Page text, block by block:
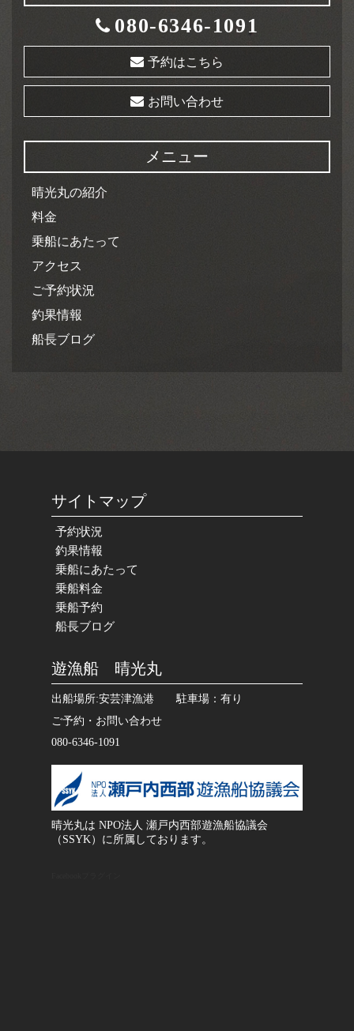
080-6346-1091
予約はこちら
お問い合わせ
メニュー
晴光丸の紹介
料金
乗船にあたって
アクセス
ご予約状況
釣果情報
船長ブログ
サイトマップ
予約状況
釣果情報
乗船にあたって
乗船料金
乗船予約
船長ブログ
遊漁船 晴光丸
出船場所:安芸津漁港 駐車場：有り
ご予約・お問い合わせ
080-6346-1091
晴光丸は NPO法人 瀬戸内西部遊漁船協議会
（SSYK）に所属しております。